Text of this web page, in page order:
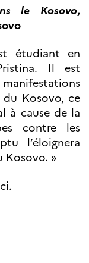
le Kosovo,
étudiant en
Il est
Kosovo, ce
à cause de la
contre les
l’éloignera
Kosovo. »